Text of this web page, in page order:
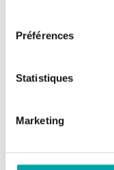
Préférences
Statistiques
Marketing